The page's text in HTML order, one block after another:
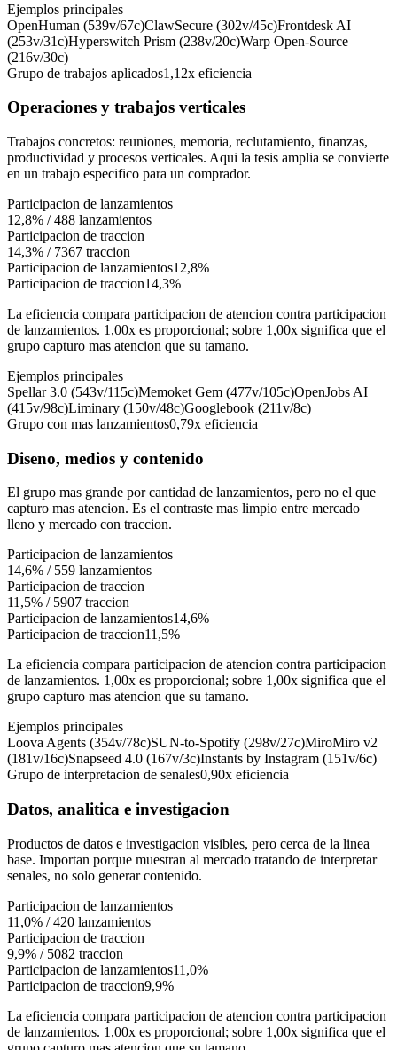
Ejemplos principales
OpenHuman (539v/67c)ClawSecure (302v/45c)Frontdesk AI
(253v/31c)Hyperswitch Prism (238v/20c)Warp Open-Source
(216v/30c)
Grupo de trabajos aplicados1,12x eficiencia
Operaciones y trabajos verticales
Trabajos concretos: reuniones, memoria, reclutamiento, finanzas,
productividad y procesos verticales. Aqui la tesis amplia se convierte
en un trabajo especifico para un comprador.
Participacion de lanzamientos
12,8% / 488 lanzamientos
Participacion de traccion
14,3% / 7367 traccion
Participacion de lanzamientos12,8%
Participacion de traccion14,3%
La eficiencia compara participacion de atencion contra participacion
de lanzamientos. 1,00x es proporcional; sobre 1,00x significa que el
grupo capturo mas atencion que su tamano.
Ejemplos principales
Spellar 3.0 (543v/115c)Memoket Gem (477v/105c)OpenJobs AI
(415v/98c)Liminary (150v/48c)Googlebook (211v/8c)
Grupo con mas lanzamientos0,79x eficiencia
Diseno, medios y contenido
El grupo mas grande por cantidad de lanzamientos, pero no el que
capturo mas atencion. Es el contraste mas limpio entre mercado
lleno y mercado con traccion.
Participacion de lanzamientos
14,6% / 559 lanzamientos
Participacion de traccion
11,5% / 5907 traccion
Participacion de lanzamientos14,6%
Participacion de traccion11,5%
La eficiencia compara participacion de atencion contra participacion
de lanzamientos. 1,00x es proporcional; sobre 1,00x significa que el
grupo capturo mas atencion que su tamano.
Ejemplos principales
Loova Agents (354v/78c)SUN-to-Spotify (298v/27c)MiroMiro v2
(181v/16c)Snapseed 4.0 (167v/3c)Instants by Instagram (151v/6c)
Grupo de interpretacion de senales0,90x eficiencia
Datos, analitica e investigacion
Productos de datos e investigacion visibles, pero cerca de la linea
base. Importan porque muestran al mercado tratando de interpretar
senales, no solo generar contenido.
Participacion de lanzamientos
11,0% / 420 lanzamientos
Participacion de traccion
9,9% / 5082 traccion
Participacion de lanzamientos11,0%
Participacion de traccion9,9%
La eficiencia compara participacion de atencion contra participacion
de lanzamientos. 1,00x es proporcional; sobre 1,00x significa que el